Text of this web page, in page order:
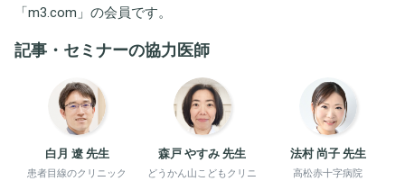
「m3.com 」の会員です。
記事・セミナーの協力医師
白月 遼 先生
患者目線のクリニック
森戸 やすみ 先生
どうかん山こどもクリニ
法村 尚子 先生
高松赤十字病院